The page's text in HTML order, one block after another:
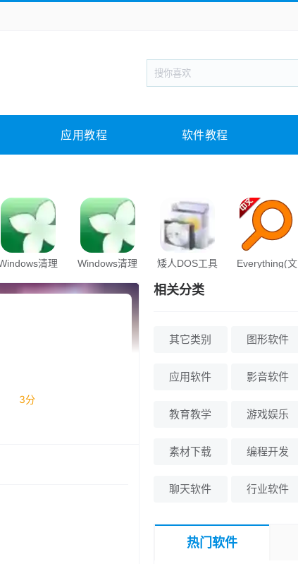
新闻阅读 旅游出行
回合网游 战棋游戏
插件下载 教育教学 游戏娱乐
应用教程 软件教程
清理
Windows清理
矮人DOS工具
Everything(文
3分
相关分类
其它类别 图形软件
应用软件 影音软件
教育教学 游戏娱乐
素材下载 编程开发
聊天软件 行业软件
热门软件